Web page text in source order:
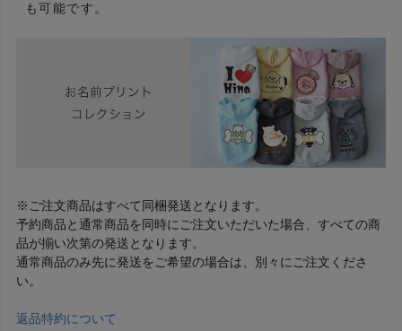
も可能です。
※ご注文商品はすべて同梱発送となります。
予約商品と通常商品を同時にご注文いただいた場合、すべての商
品が揃い次第の発送となります。
通常商品のみ先に発送をご希望の場合は、別々にご注文くださ
い。
返品特約について